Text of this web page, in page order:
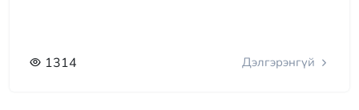
1314 Дэлгэрэнгүй